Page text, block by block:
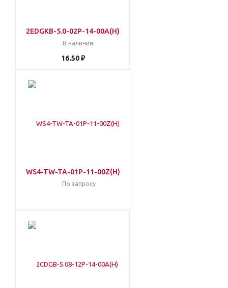
2EDGKB-5.0-02P-14-00A(H)
В наличии
16.50 ₽
WS4-TW-TA-01P-11-00Z(H)
По запросу